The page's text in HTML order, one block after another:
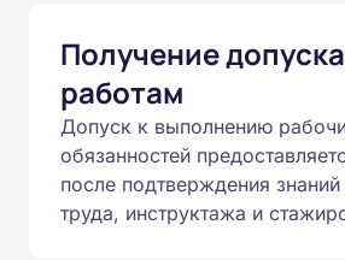
Получение
работам
Допуск к выполнению
обязанностей
после подтверждения
труда, инструктажа и